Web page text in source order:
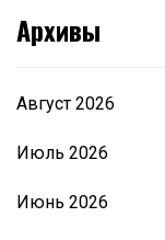
Архивы
Август 2026
Июль 2026
Июнь 2026